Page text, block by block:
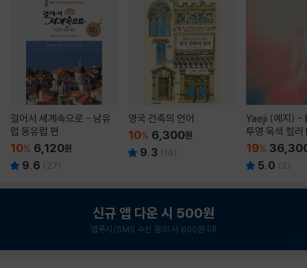
걸어서 세계속으로 - 남유
럽 동유럽 편
10% 6,120원
9.6 ( 27)
영국 건축의 언어
10% 6,300원
9.3 (16)
Yaeji (예지) -
투명 옥색 컬
19%
5.0 ( 2)
신규 앱 다운 시 500원
앱푸시/SMS 수신 동의 시 600원 더!